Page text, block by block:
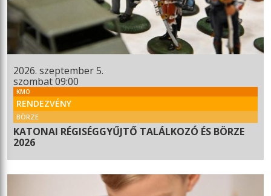
2026. szeptember 5.
szombat 09:00
KMO
RENDEZVÉNY
BÖRZE
KATONAI RÉGISÉGGYŰJTŐ TALÁLKOZÓ ÉS BÖRZE
2026